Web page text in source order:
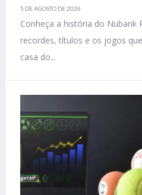
5 DE AGOSTO DE 2026
Conheça a história do Nubank
recordes, títulos e os jogos
casa do...